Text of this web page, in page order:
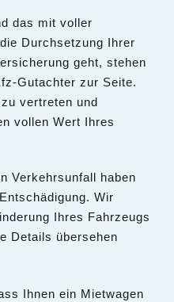
das mit voller
Durchsetzung Ihrer
geht, stehen
Gutachter zur Seite.
vertreten und
vollen Wert Ihres
Verkehrsunfall haben
Wir
Ihres Fahrzeugs
Details übersehen
Ihnen ein Mietwagen